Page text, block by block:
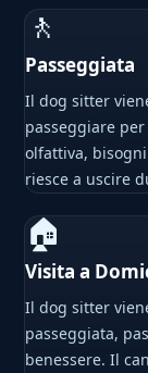
🚶
Passeggiata
Il dog sitter
passeggiare
olfattiva,
riesce a uscire
🏠
Visita a
Il dog sitter
passeggiata,
benessere. Il